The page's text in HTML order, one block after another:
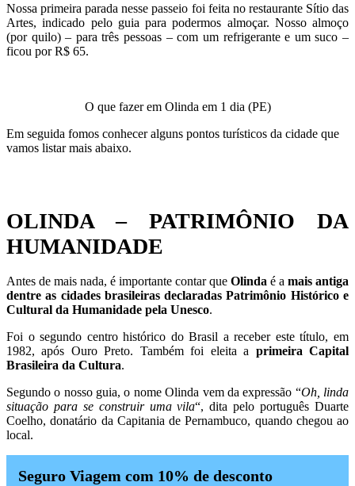
Nossa primeira parada nesse passeio foi feita no restaurante Sítio das
Artes, indicado pelo guia para podermos almoçar. Nosso almoço
(por quilo) – para três pessoas – com um refrigerante e um suco –
ficou por R$ 65.
O que fazer em Olinda em 1 dia (PE)
Em seguida fomos conhecer alguns pontos turísticos da cidade que
vamos listar mais abaixo.
OLINDA – PATRIMÔNIO DA
HUMANIDADE
Antes de mais nada, é importante contar que Olinda é a mais antiga
dentre as cidades brasileiras declaradas Patrimônio Histórico e
Cultural da Humanidade pela Unesco.
Foi o segundo centro histórico do Brasil a receber este título, em
1982, após Ouro Preto. Também foi eleita a primeira Capital
Brasileira da Cultura.
Segundo o nosso guia, o nome Olinda vem da expressão “Oh, linda
situação para se construir uma vila“, dita pelo português Duarte
Coelho, donatário da Capitania de Pernambuco, quando chegou ao
local.
Seguro Viagem com 10% de desconto